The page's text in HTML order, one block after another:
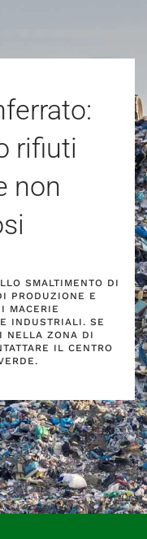
rifiuti
non
SMALTIMENTO DI
PRODUZIONE E
MACERIE
INDUSTRIALI. SE
NELLA ZONA DI
IL CENTRO